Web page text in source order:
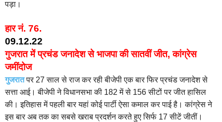
पड़ा।
हार नं. 76.
09.12.22
गुजरात में प्रचंड जनादेश से भाजपा की सातवीं जीत, कांग्रेस
जमींदोज
गुजरातपर 27 साल से राज कर रही बीजेपी एक बार फिर प्रचंड जनादेश से
सत्ता आई। बीजेपी ने विधानसभा की 182 में से 156 सीटों पर जीत हासिल
की। इतिहास में पहली बार यहां कोई पार्टी ऐसा कमाल कर पाई है। कांग्रेस ने
इस बार अब तक का सबसे खराब प्रदर्शन करते हुए सिर्फ 17 सीटें जीतीं।